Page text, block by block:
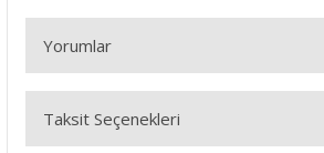
Yorumlar
Bu ürüne ilk yorumu siz
Taksit Seçenekleri